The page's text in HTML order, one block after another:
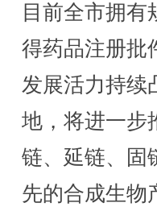
目前全市拥有
得药品注册批
发展活力持续
地，将进一步
链、延链、固
先的合成生物